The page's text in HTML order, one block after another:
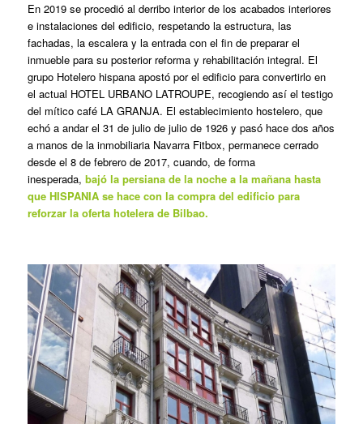
En 2019 se procedió al derribo interior de los acabados interiores
e instalaciones del edificio, respetando la estructura, las
fachadas, la escalera y la entrada con el fin de preparar el
inmueble para su posterior reforma y rehabilitación integral. El
grupo Hotelero hispana apostó por el edificio para convertirlo en
el actual HOTEL URBANO LATROUPE, recogiendo así el testigo
del mítico café LA GRANJA. El establecimiento hostelero, que
echó a andar el 31 de julio de julio de 1926 y pasó hace dos años
a manos de la inmobiliaria Navarra Fitbox, permanece cerrado
desde el 8 de febrero de 2017, cuando, de forma
inesperada, bajó la persiana de la noche a la mañana hasta
que HISPANIA se hace con la compra del edificio para
reforzar la oferta hotelera de Bilbao.